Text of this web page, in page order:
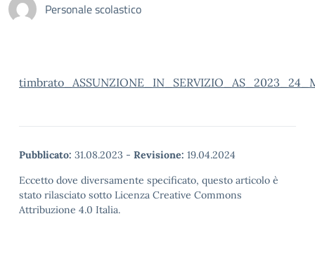
Personale scolastico
Pubblicato: 31.08.2023 - Revisione: 19.04.2024
Eccetto dove diversamente specificato, questo articolo è
stato rilasciato sotto Licenza Creative Commons
Attribuzione 4.0 Italia.